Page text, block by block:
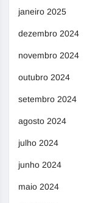
janeiro 2025
dezembro 2024
novembro 2024
outubro 2024
setembro 2024
agosto 2024
julho 2024
junho 2024
maio 2024